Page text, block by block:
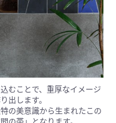
むことで、重厚なイメージ
出します。
の美意識から生まれたこの